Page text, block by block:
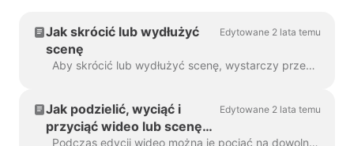
Jak skrócić lub wydłużyć
scenę
Edytowane 2 lata temu
Aby skrócić lub wydłużyć scenę, wystarczy przeciągnąć klatkę wzdłuż osi czasu, jak poniżej: Jeśli Twoja scena jest filmem, po prawej stronie będziesz...
Jak podzielić, wyciąć i
przyciąć wideo lub scenę
Edytowane 2 lata temu
Podczas edycji wideo można je pociąć na dowolną liczbę części za pomocą prostego kliknięcia na osi czasu i naciśnięcia ikony nożyczek. Możesz wstawić...